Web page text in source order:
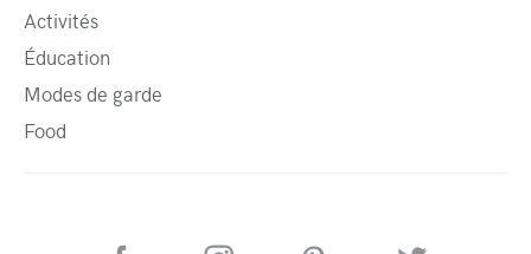
Activités
Éducation
Modes de garde
Food